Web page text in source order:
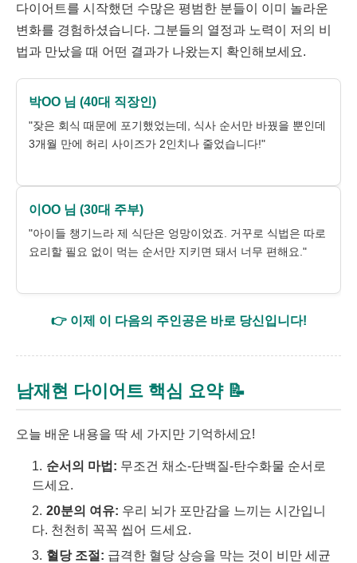
다이어트를 시작했던 수많은 평범한 분들이 이미 놀라운
변화를 경험하셨습니다. 그분들의 열정과 노력이 저의 비
법과 만났을 때 어떤 결과가 나왔는지 확인해보세요.
박OO 님 (40대 직장인)
"잦은 회식 때문에 포기했었는데, 식사 순서만 바꿨을 뿐인데
3개월 만에 허리 사이즈가 2인치나 줄었습니다!"
이OO 님 (30대 주부)
"아이들 챙기느라 제 식단은 엉망이었죠. 거꾸로 식법은 따로
요리할 필요 없이 먹는 순서만 지키면 돼서 너무 편해요."
👉 이제 이 다음의 주인공은 바로 당신입니다!
남재현 다이어트 핵심 요약 📝
오늘 배운 내용을 딱 세 가지만 기억하세요!
순서의 마법: 무조건 채소-단백질-탄수화물 순서로
드세요.
20분의 여유: 우리 뇌가 포만감을 느끼는 시간입니
다. 천천히 꼭꼭 씹어 드세요.
혈당 조절: 급격한 혈당 상승을 막는 것이 비만 세균